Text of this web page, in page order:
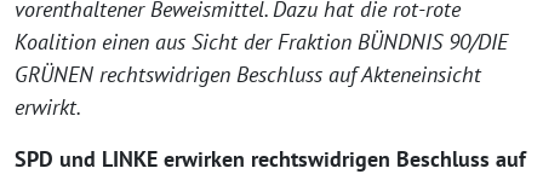
vorenthaltener Beweismittel. Dazu hat die rot-rote
Koalition einen aus Sicht der Fraktion BÜNDNIS 90/DIE
GRÜNEN rechtswidrigen Beschluss auf Akteneinsicht
erwirkt.
SPD und LINKE erwirken rechtswidrigen Beschluss auf